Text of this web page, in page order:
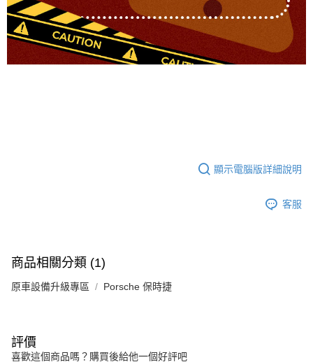
顯示電腦版詳細說明
客服
商品相關分類 (1)
原車設備升級專區 Porsche 保時捷
評價
喜歡這個商品嗎？購買後給他一個好評吧